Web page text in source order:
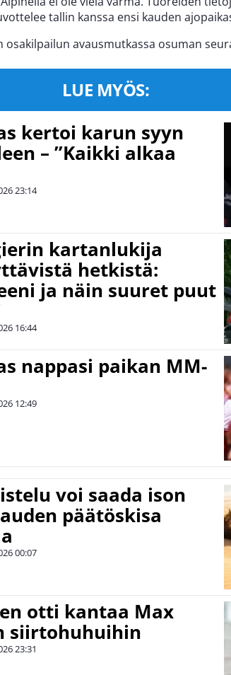
tallin kanssa ensi kauden
osakilpailun avausmutkassa osuman
LUE MYÖS:
kertoi karun syyn
– ”Kaikki alkaa
23:14
kartanlukija
hetkistä:
ja näin suuret puut
16:44
nappasi paikan MM-
12:49
voi saada ison
päätöskisa
00:07
otti kantaa Max
siirtohuhuihin
23:31